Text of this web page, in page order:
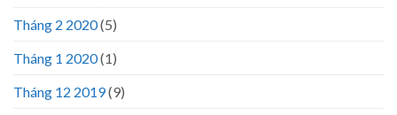
Tháng 2 2020(5)
Tháng 1 2020(1)
Tháng 12 2019(9)